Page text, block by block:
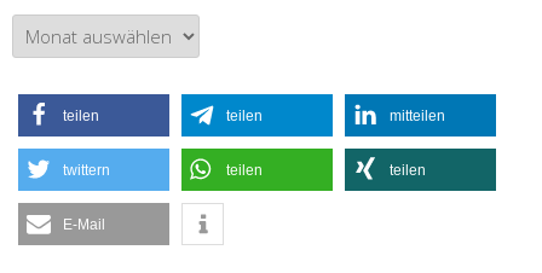
Archiv
teilen teilen mitteilen
twittern teilen teilen
E-Mail